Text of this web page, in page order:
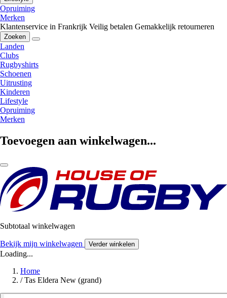
Opruiming
Merken
Klantenservice in Frankrijk Veilig betalen Gemakkelijk retourneren
Zoeken
Landen
Clubs
Rugbyshirts
Schoenen
Uitrusting
Kinderen
Lifestyle
Opruiming
Merken
Toevoegen aan winkelwagen...
Subtotaal winkelwagen
Bekijk mijn winkelwagen Verder winkelen
Loading...
Home
/ Tas Eldera New (grand)